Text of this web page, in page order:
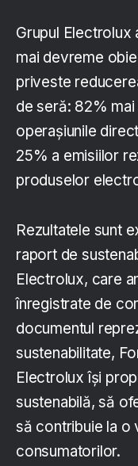
Grupul Electrolux
mai devreme
priveste
de seră: 82%
operașiunile
25% a emisiilor
produselor
Rezultatele sunt
raport de
Electrolux, care
înregistrate de
documentul
sustenabilitate,
Electrolux își
sustenabilă, să
să contribuie la o
consumatorilor.